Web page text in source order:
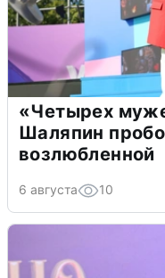
«Четырех
Шаляпин
возлюбленной
6 августа 10